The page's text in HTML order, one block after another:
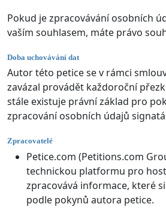
Pokud je zpracovávání osobních
vaším souhlasem, máte právo
Doba uchovávání dat
Autor této petice se v rámci
zavázal provádět každoroční
stále existuje právní základ pro
zpracování osobních údajů
Zpracovatelé
Petice.com (Petitions.com
technickou platformu pro
zpracovává informace, které
podle pokynů autora petice.